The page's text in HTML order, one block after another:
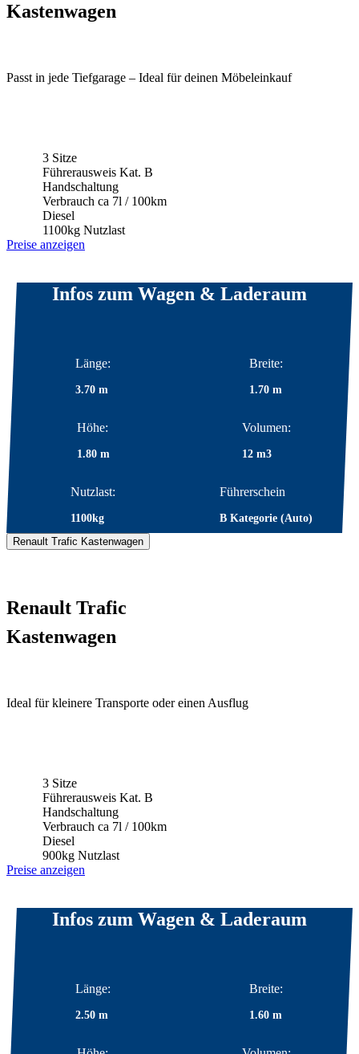
Kastenwagen
Passt in jede Tiefgarage – Ideal für deinen Möbeleinkauf
3 Sitze
Führerausweis Kat. B
Handschaltung
Verbrauch ca 7l / 100km
Diesel
1100kg Nutzlast
Preise anzeigen
Infos zum Wagen & Laderaum
Länge:
3.70 m
Breite:
1.70 m
Höhe:
1.80 m
Volumen:
12 m3
Nutzlast:
1100kg
Führerschein
B Kategorie (Auto)
Renault Trafic Kastenwagen
Renault Trafic
Kastenwagen
Ideal für kleinere Transporte oder einen Ausflug
3 Sitze
Führerausweis Kat. B
Handschaltung
Verbrauch ca 7l / 100km
Diesel
900kg Nutzlast
Preise anzeigen
Infos zum Wagen & Laderaum
Länge:
2.50 m
Breite:
1.60 m